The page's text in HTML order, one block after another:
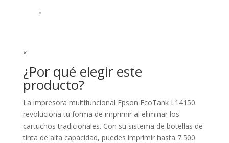
»
«
¿Por qué elegir este
producto?
La impresora multifuncional Epson EcoTank L14150
revoluciona tu forma de imprimir al eliminar los
cartuchos tradicionales. Con su sistema de botellas de
tinta de alta capacidad, puedes imprimir hasta 7.500